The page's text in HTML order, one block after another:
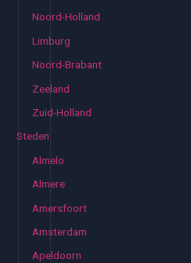
Noord-Holland
Limburg
Noord-Brabant
Zeeland
Zuid-Holland
Steden
Almelo
Almere
Amersfoort
Amsterdam
Apeldoorn